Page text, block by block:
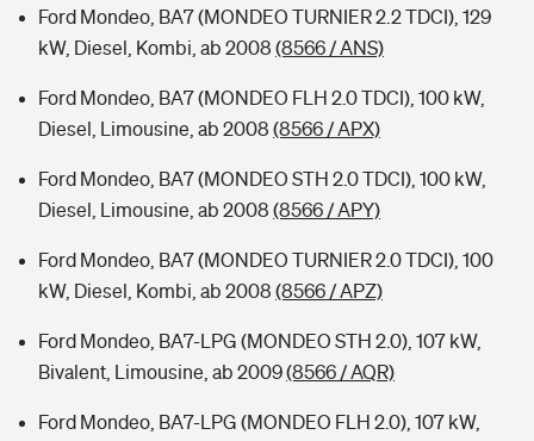
Ford Mondeo, BA7 (MONDEO TURNIER 2.2 TDCI), 129
kW, Diesel, Kombi, ab 2008 (8566 / ANS)
Ford Mondeo, BA7 (MONDEO FLH 2.0 TDCI), 100 kW,
Diesel, Limousine, ab 2008 (8566 / APX)
Ford Mondeo, BA7 (MONDEO STH 2.0 TDCI), 100 kW,
Diesel, Limousine, ab 2008 (8566 / APY)
Ford Mondeo, BA7 (MONDEO TURNIER 2.0 TDCI), 100
kW, Diesel, Kombi, ab 2008 (8566 / APZ)
Ford Mondeo, BA7-LPG (MONDEO STH 2.0), 107 kW,
Bivalent, Limousine, ab 2009(8566 / AQR)
Ford Mondeo, BA7-LPG (MONDEO FLH 2.0), 107 kW,